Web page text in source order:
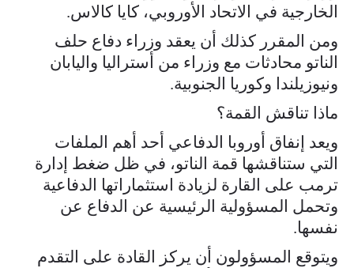
الخارجية في الاتحاد الأوروبي، كايا كالاس.
ومن المقرر كذلك أن يعقد وزراء دفاع حلف
الناتو محادثات مع وزراء من أستراليا واليابان
ونيوزيلندا وكوريا الجنوبية.
ماذا تناقش القمة؟
ويعد إنفاق أوروبا الدفاعي أحد أهم الملفات
التي ستناقشها قمة الناتو، في ظل ضغط إدارة
ترمب على القارة لزيادة استثماراتها الدفاعية
وتحمل المسؤولية الرئيسية عن الدفاع عن
نفسها.
ويتوقع المسؤولون أن يركز القادة على التقدم